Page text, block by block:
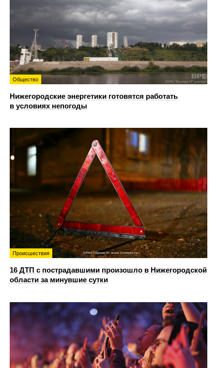
Общество
Нижегородские энергетики готовятся работать
в условиях непогоды
Происшествия
16 ДТП с пострадавшими произошло в Нижегородской
области за минувшие сутки